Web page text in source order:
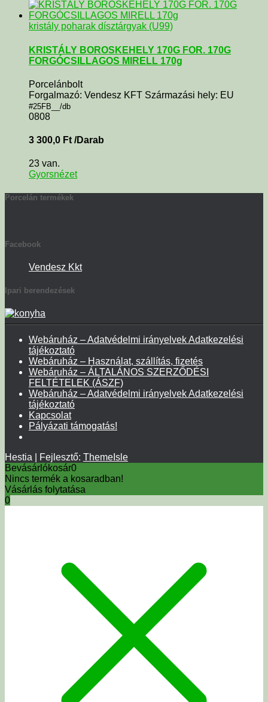
kristály poharak dísztárgyak (U99)
KRISTÁLY BOROSKEHELY 170G FOR. 170G
FORGÓCSILLAGOS MIRELL 170g
Porcelánbolt
Forgalmazó: Vendesz KFT Származási hely: EU
#25FB__/db
0808
3 300,0 Ft /Darab
23 van.
Gyorsnézet
Porcelán termékek
Facebook
Vendesz Kkt
Ipari berendezések
Webáruház – Adatvédelmi irányelvek Adatkezelési
tájékoztató
Webáruház – Használat, szállítás, fizetés
Webáruház – ÁLTALÁNOS SZERZŐDÉSI
FELTÉTELEK (ÁSZF)
Webáruház – Adatvédelmi irányelvek Adatkezelési
tájékoztató
Kapcsolat
Pályázati támogatás!
Hestia | Fejlesztő: ThemeIsle
Bevásárlókosár0
Nincs termék a kosaradban!
Vásárlás folytatása
0